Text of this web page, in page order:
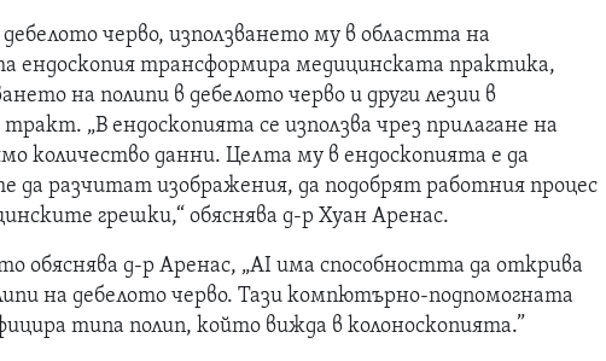
черво, използването му в областта на
ендоскопия трансформира медицинската практика,
на полипи в дебелото черво и други лезии в
„В ендоскопията се използва чрез прилагане на
количество данни. Целта му в ендоскопията е да
да разчитат изображения, да подобрят работния процес
грешки,“ обяснява д-р Хуан Аренас.
обяснява д-р Аренас, „AI има способността да открива
на дебелото черво. Тази компютърно-подпомогната
типа полип, който вижда в колоноскопията.”